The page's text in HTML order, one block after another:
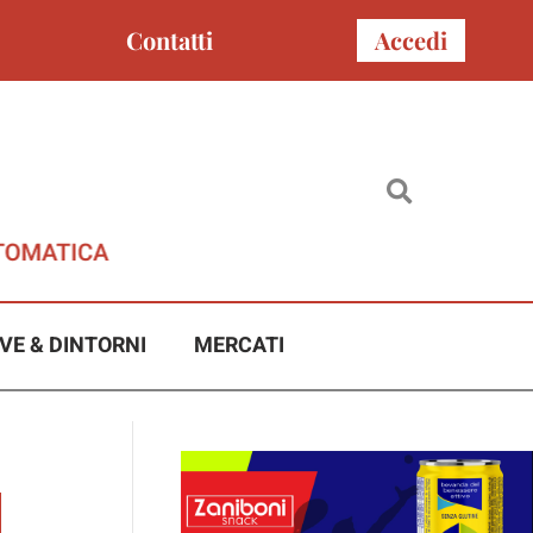
Contatti Accedi
& DINTORNI MERCATI